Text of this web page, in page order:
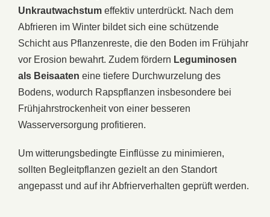
Unkrautwachstum effektiv unterdrückt. Nach dem
Abfrieren im Winter bildet sich eine schützende
Schicht aus Pflanzenreste, die den Boden im Frühjahr
vor Erosion bewahrt. Zudem fördern Leguminosen
als Beisaaten eine tiefere Durchwurzelung des
Bodens, wodurch Rapspflanzen insbesondere bei
Frühjahrstrockenheit von einer besseren
Wasserversorgung profitieren.
Um witterungsbedingte Einflüsse zu minimieren,
sollten Begleitpflanzen gezielt an den Standort
angepasst und auf ihr Abfrierverhalten geprüft werden.